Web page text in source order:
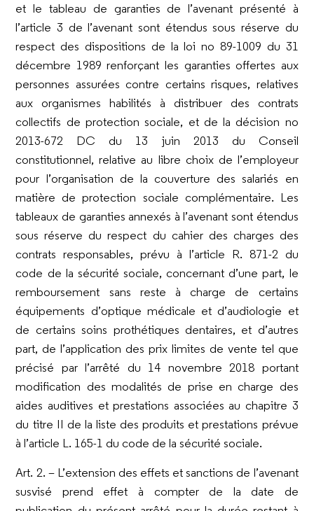
et le tableau de garanties de l’avenant présenté à
l’article 3 de l’avenant sont étendus sous réserve du
respect des dispositions de la loi no89-1009 du 31
décembre 1989 renforçant les garanties offertes aux
personnes assurées contre certains risques, relatives
aux organismes habilités à distribuer des contrats
collectifs de protection sociale, et de la décision no
2013-672 DC du 13 juin 2013 du Conseil
constitutionnel, relative au libre choix de l’employeur
pour l’organisation de la couverture des salariés en
matière de protection sociale complémentaire. Les
tableaux de garanties annexés à l’avenant sont étendus
sous réserve du respect du cahier des charges des
contrats responsables, prévu à l’article R. 871-2 du
code de la sécurité sociale, concernant d’une part, le
remboursement sans reste à charge de certains
équipements d’optique médicale et d’audiologie et
de certains soins prothétiques dentaires, et d’autres
part, de l’application des prix limites de vente tel que
précisé par l’arrêté du 14 novembre 2018 portant
modification des modalités de prise en charge des
aides auditives et prestations associées au chapitre 3
du titre II de la liste des produits et prestations prévue
à l’article L. 165-1 du code de la sécurité sociale.
Art. 2. – L’extension des effets et sanctions de l’avenant
susvisé prend effet à compter de la date de